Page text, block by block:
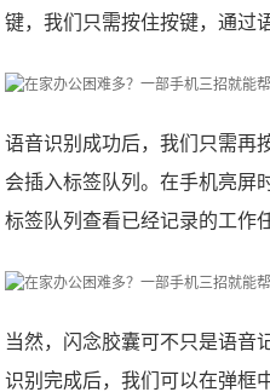
键，我们只需按住按键，通过
语音识别成功后，我们只需再
会插入标签队列。在手机亮屏
标签队列查看已经记录的工作
当然，闪念胶囊可不只是语音
识别完成后，我们可以在弹框